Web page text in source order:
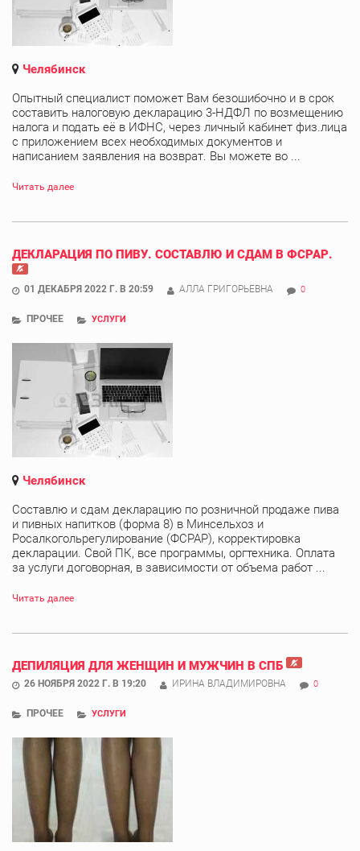
Челябинск
Опытный специалист поможет Вам безошибочно и в срок
составить налоговую декларацию 3-НДФЛ по возмещению
налога и подать её в ИФНС, через личный кабинет физ.лица
с приложением всех необходимых документов и
написанием заявления на возврат. Вы можете во ...
Читать далее
ДЕКЛАРАЦИЯ ПО ПИВУ. СОСТАВЛЮ И СДАМ В ФСРАР.
01 ДЕКАБРЯ 2022 Г. В 20:59 АЛЛА ГРИГОРЬЕВНА 0
ПРОЧЕЕ УСЛУГИ
Челябинск
Составлю и сдам декларацию по розничной продаже пива
и пивных напитков (форма 8) в Минсельхоз и
Росалкогольрегулирование (ФСРАР), корректировка
декларации. Свой ПК, все программы, оргтехника. Оплата
за услуги договорная, в зависимости от объема работ ...
Читать далее
ДЕПИЛЯЦИЯ ДЛЯ ЖЕНЩИН И МУЖЧИН В СПБ
26 НОЯБРЯ 2022 Г. В 19:20 ИРИНА ВЛАДИМИРОВНА 0
ПРОЧЕЕ УСЛУГИ